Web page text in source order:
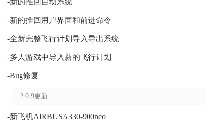
-新的推回自动系统
-新的推回用户界面和前进命令
-全新完整飞行计划导入导出系统
-多人游戏中导入新的飞行计划
-Bug修复
2.0.9更新
-新飞机AIRBUSA330-900neo